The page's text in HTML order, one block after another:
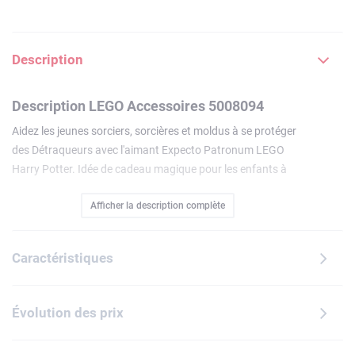
Description
Description LEGO Accessoires 5008094
Aidez les jeunes sorciers, sorcières et moldus à se protéger
des Détraqueurs avec l'aimant Expecto Patronum LEGO
Harry Potter. Idée de cadeau magique pour les enfants à
LEGO de Harry Potter lançant le sortilège du Patronus. Cet
ou un casier métallique.
Afficher la description complète
Caractéristiques
Évolution des prix